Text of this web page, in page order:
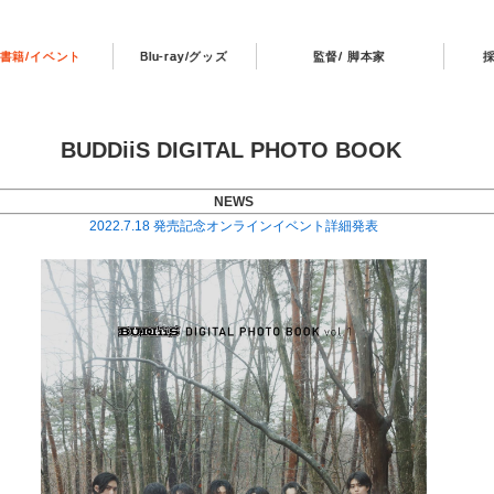
書籍/イベント Blu-ray/グッズ 監督/ 脚本家
BUDDiiS DIGITAL PHOTO BOOK
NEWS
2022.7.18 発売記念オンラインイベント詳細発表